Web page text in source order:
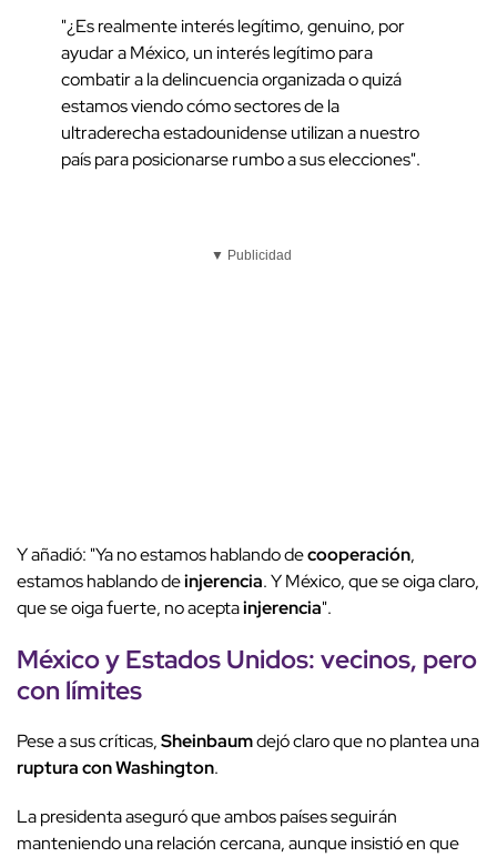
"¿Es realmente interés legítimo, genuino, por
ayudar a México, un interés legítimo para
combatir a la delincuencia organizada o quizá
estamos viendo cómo sectores de la
ultraderecha estadounidense utilizan a nuestro
país para posicionarse rumbo a sus elecciones".
▼ Publicidad
Y añadió: "Ya no estamos hablando decooperación,
estamos hablando deinjerencia. Y México, que se oiga claro,
que se oiga fuerte, no aceptainjerencia".
México yEstados Unidos:vecinos, pero
con límites
Pese a sus críticas,Sheinbaumdejó claro que no plantea una
ruptura con Washington.
La presidenta aseguró que ambos países seguirán
manteniendo una relación cercana, aunque insistió en que